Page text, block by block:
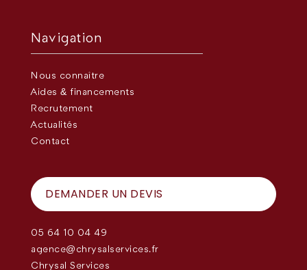
Navigation
Nous connaître
Aides & financements
Recrutement
Actualités
Contact
DEMANDER UN DEVIS
05 64 10 04 49
agence@chrysalservices.fr
Chrysal Services